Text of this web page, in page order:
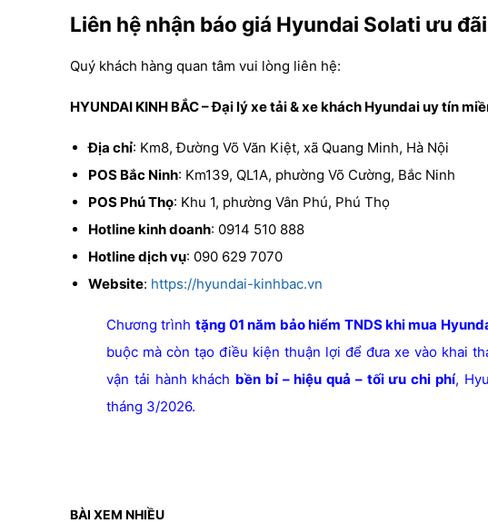
Liên hệ nhận báo giá Hyundai Solati ưu
Quý khách hàng quan tâm vui lòng liên hệ:
HYUNDAI KINH BẮC – Đại lý xe tải & xe khách Hyundai uy tín
Địa chỉ: Km8, Đường Võ Văn Kiệt, xã Quang Minh, Hà Nội
POS Bắc Ninh: Km139, QL1A, phường Võ Cường, Bắc Ninh
POS Phú Thọ: Khu 1, phường Vân Phú, Phú Thọ
Hotline kinh doanh: 0914 510 888
Hotline dịch vụ: 090 629 7070
Website: https://hyundai-kinhbac.vn
Chương trình tặng 01 năm bảo hiểm TNDS khi mua
buộc mà còn tạo điều kiện thuận lợi để đưa xe vào khai
vận tải hành khách bền bỉ – hiệu quả – tối ưu chi phí,
tháng 3/2026.
BÀI XEM NHIỀU